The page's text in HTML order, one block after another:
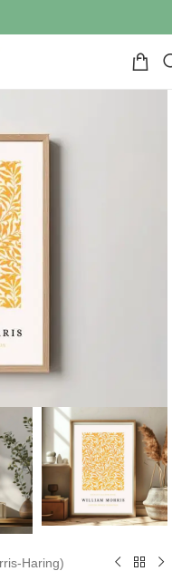
Haring)